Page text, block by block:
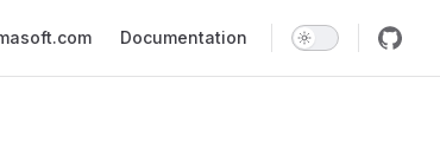
Documentation